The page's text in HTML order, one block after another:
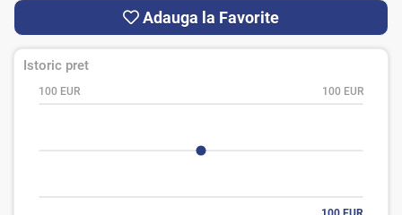
Adauga la Favorite
Istoric pret
100 EUR 100 EUR